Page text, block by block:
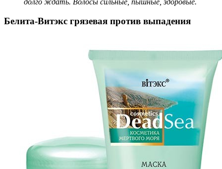
долго ждать. Волосы сильные, пышные, здоровые.
Белита-Витэкс грязевая против выпадения